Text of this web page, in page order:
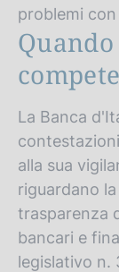
problemi con
La Banca
alla sua
riguardano
trasparenza
bancari e
legislativo n.